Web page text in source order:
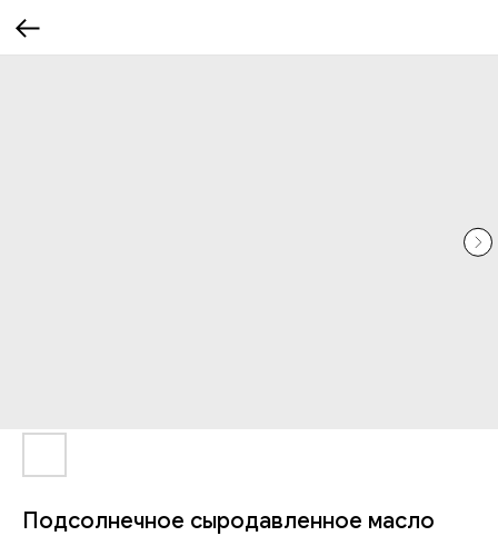
Подсолнечное сыродавленное масло